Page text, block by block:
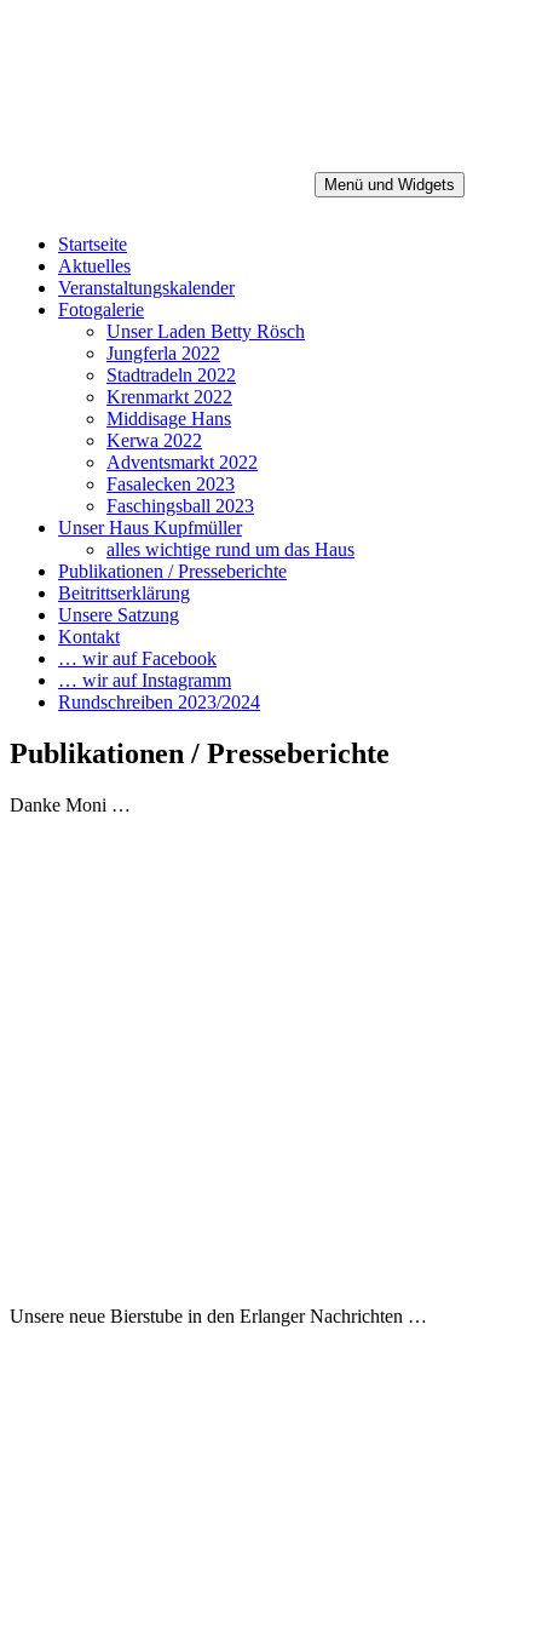
Menü und Widgets
Startseite
Aktuelles
Veranstaltungskalender
Fotogalerie
Unser Laden Betty Rösch
Jungferla 2022
Stadtradeln 2022
Krenmarkt 2022
Middisage Hans
Kerwa 2022
Adventsmarkt 2022
Fasalecken 2023
Faschingsball 2023
Unser Haus Kupfmüller
alles wichtige rund um das Haus
Publikationen / Presseberichte
Beitrittserklärung
Unsere Satzung
Kontakt
… wir auf Facebook
… wir auf Instagramm
Rundschreiben 2023/2024
Publikationen / Presseberichte
Danke Moni …
Unsere neue Bierstube in den Erlanger Nachrichten …